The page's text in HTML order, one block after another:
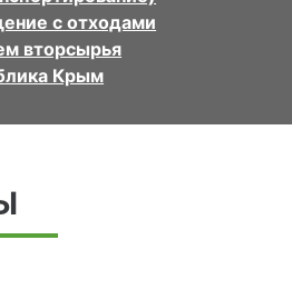
с отходами
вторсырья
Крым